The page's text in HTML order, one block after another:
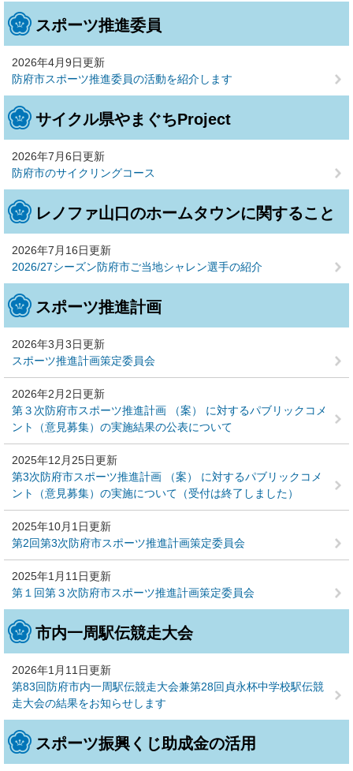
スポーツ推進委員
2026年4月9日更新
防府市スポーツ推進委員の活動を紹介します
サイクル県やまぐちProject
2026年7月6日更新
防府市のサイクリングコース
レノファ山口のホームタウンに関すること
2026年7月16日更新
2026/27シーズン防府市ご当地シャレン選手の紹介
スポーツ推進計画
2026年3月3日更新
スポーツ推進計画策定委員会
2026年2月2日更新
第３次防府市スポーツ推進計画 （案） に対するパブリックコメ
ント（意見募集）の実施結果の公表について
2025年12月25日更新
第3次防府市スポーツ推進計画 （案） に対するパブリックコメ
ント（意見募集）の実施について（受付は終了しました）
2025年10月1日更新
第2回第3次防府市スポーツ推進計画策定委員会
2025年1月11日更新
第１回第３次防府市スポーツ推進計画策定委員会
市内一周駅伝競走大会
2026年1月11日更新
第83回防府市内一周駅伝競走大会兼第28回貞永杯中学校駅伝競
走大会の結果をお知らせします
スポーツ振興くじ助成金の活用